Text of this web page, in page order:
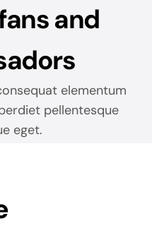
and
elementum
pellentesque
eget.